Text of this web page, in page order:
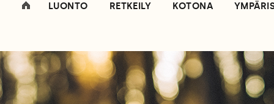
LUONTO RETKEILY KOTONA